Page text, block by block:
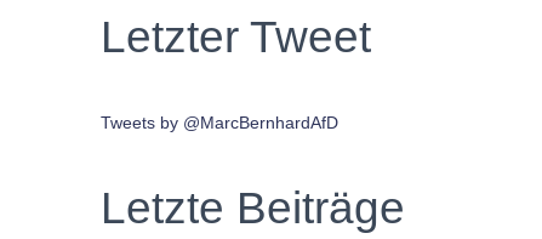
Letzter Tweet
Tweets by @MarcBernhardAfD
Letzte Beiträge